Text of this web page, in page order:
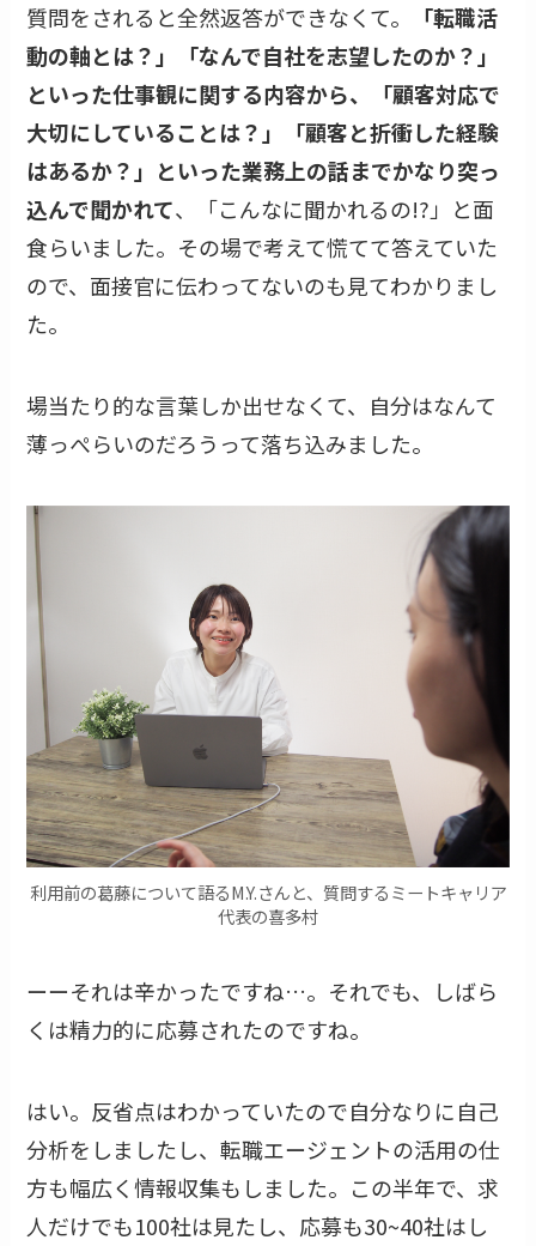
質問をされると全然返答ができなくて。
「転職活
動の軸とは？」「なんで自社を志望したのか？」
といった仕事観に関する内容から、「顧客対応で
大切にしていることは？」「顧客と折衝した経験
はあるか？」といった業務上の話までかなり突っ
込んで聞かれて、「こんなに聞かれるの!?」と面
食らいました。その場で考えて慌てて答えていた
ので、面接官に伝わってないのも見てわかりまし
た。
場当たり的な言葉しか出せなくて、自分はなんて
薄っぺらいのだろうって落ち込みました。
利用前の葛藤について語るM.Y.さんと、質問するミートキャリア
代表の喜多村
ーーそれは辛かったですね…。それでも、しばら
くは精力的に応募されたのですね。
はい。反省点はわかっていたので自分なりに自己
分析をしましたし、転職エージェントの活用の仕
方も幅広く情報収集もしました。この半年で、求
人だけでも100社は見たし、応募も30~40社はし